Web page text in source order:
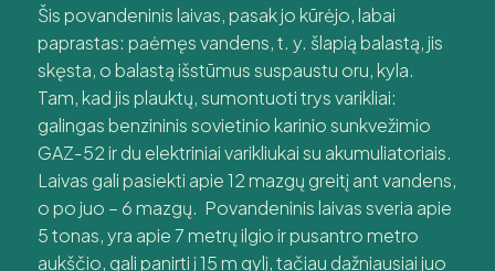
Šis povandeninis laivas, pasak jo kūrėjo, labai
paprastas: paėmęs vandens, t. y. šlapią balastą, jis
skęsta, o balastą išstūmus suspaustu oru, kyla.
Tam, kad jis plauktų, sumontuoti trys varikliai:
galingas benzininis sovietinio karinio sunkvežimio
GAZ-52 ir du elektriniai varikliukai su akumuliatoriais.
Laivas gali pasiekti apie 12 mazgų greitį ant vandens,
o po juo – 6 mazgų. Povandeninis laivas sveria apie
5 tonas, yra apie 7 metrų ilgio ir pusantro metro
aukščio, gali panirti į 15 m gylį, tačiau dažniausiai juo